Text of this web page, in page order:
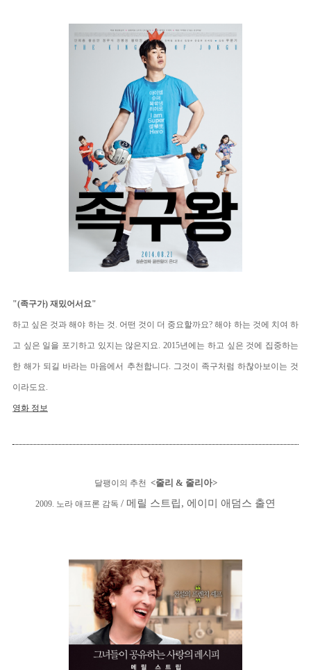
"(족구가) 재밌어서요"
하고 싶은 것과 해야 하는 것. 어떤 것이 더 중요할까요? 해야 하는 것에 치여 하
고 싶은 일을 포기하고 있지는 않은지요. 2015년에는 하고 싶은 것에 집중하는
한 해가 되길 바라는 마음에서 추천합니다. 그것이 족구처럼 하찮아보이는 것
이라도요.
영화 정보
달팽이의 추천 <줄리 & 줄리아>
2009. 노라 애프론 감독 / 메릴 스트립, 에이미 애덤스 출연